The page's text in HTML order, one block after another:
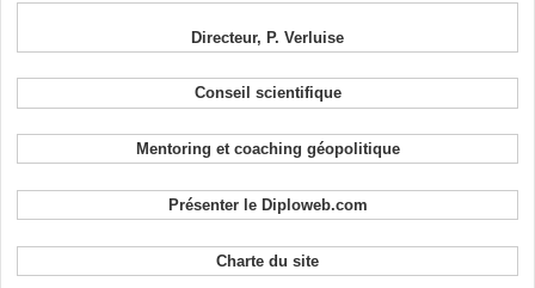
Directeur, P. Verluise
Conseil scientifique
Mentoring et coaching géopolitique
Présenter le Diploweb.com
Charte du site